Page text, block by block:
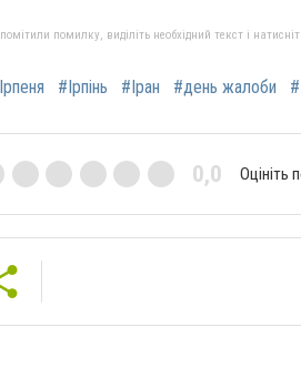
помилку, виділіть необхідний текст і
#Ірпінь #Іран #день жалоби
0,0 Оцініть